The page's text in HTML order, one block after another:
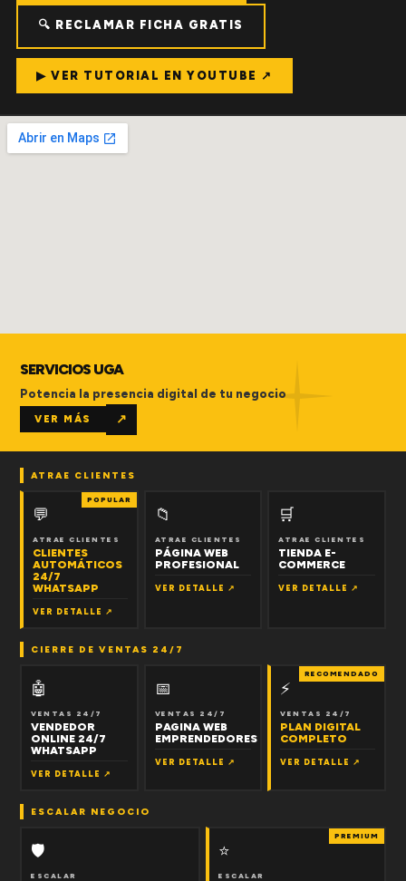
🔍 RECLAMAR FICHA GRATIS
▶ VER TUTORIAL EN YOUTUBE ↗
SERVICIOS UGA
Potencia la presencia digital de tu negocio
VER MÁS ↗
ATRAE CLIENTES
POPULAR
💬
ATRAE CLIENTES
CLIENTES
AUTOMÁTICOS
24/7
WHATSAPP
VER DETALLE ↗
📁
ATRAE CLIENTES
PÁGINA WEB
PROFESIONAL
VER DETALLE ↗
🛒
ATRAE CLIENTES
TIENDA E-
COMMERCE
VER DETALLE ↗
CIERRE DE VENTAS 24/7
🤖
VENTAS 24/7
VENDEDOR
ONLINE 24/7
WHATSAPP
VER DETALLE ↗
📅
VENTAS 24/7
PAGINA WEB
EMPRENDEDORES
VER DETALLE ↗
RECOMENDADO
⚡
VENTAS 24/7
PLAN DIGITAL
COMPLETO
VER DETALLE ↗
ESCALAR NEGOCIO
🛡
ESCALAR
PREMIUM
⭐
ESCALAR